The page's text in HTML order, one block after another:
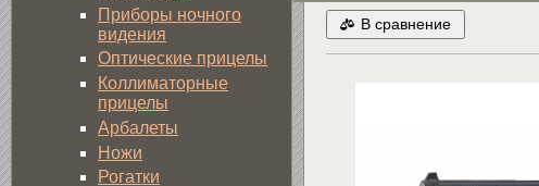
В сравнение
Приборы ночного
видения
Оптические прицелы
Коллиматорные
прицелы
Арбалеты
Ножи
Рогатки